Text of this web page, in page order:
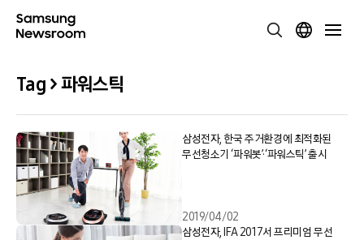
Tag > 파워스틱
삼성전자, 한국 주거환경에 최적화된
무선청소기 ‘파워봇’·‘파워스틱’ 출시
2019/04/02
삼성전자, IFA 2017서 프리미엄 무선